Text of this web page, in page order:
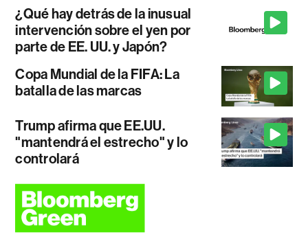
¿Qué hay detrás de la inusual
intervención sobre el yen por
parte de EE. UU. y Japón?
Copa Mundial de la FIFA: La
batalla de las marcas
Trump afirma que EE.UU.
"mantendrá el estrecho" y lo
controlará